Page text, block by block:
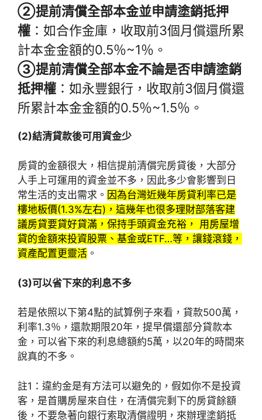
②提前清償全部本金並申請塗銷抵押
權 ：如合作金庫，收取前3個月償還所累
計本金金額的0.5％~1％。
③提前清償全部本金不論是否申請塗銷
抵押權 ：如永豐銀行，收取前3個月償還
所累計本金金額的0.5％~1.5％。
(2)結清貸款後可用資金少
房貸的金額很大，相信提前清償完房貸後，大部分
人手上可運用的資金並不多，因此多少會影響到日
常生活的支出需求。 因為台灣近幾年房貸利率已是
樓地板價(1.3%左右)，這幾年也很多理財部落客建
議房貸要貸好貸滿，保持手頭資金充裕， 用房屋增
貸的金額來投資股票、基金或ETF…等，讓錢滾錢，
資產配置更靈活 。
(3)可以省下來的利息不多
若是依照以下第4點的試算例子來看，貸款500萬，
利率1.3％，還款期限20年，提早償還部分貸款本
金，可以省下來的利息總額約5萬，以20年的時間來
說真的不多。
註1：違約金是有方法可以避免的，假如你不是投資
客，是首購房屋來自住，在清償完剩下的房貸餘額
後，不要急著向銀行索取清償證明，來辦理塗銷抵